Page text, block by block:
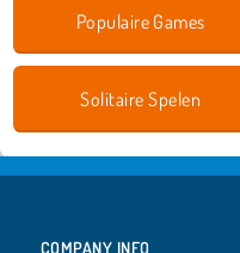
Populaire Games
Solitaire Spelen
COMPANY INFO